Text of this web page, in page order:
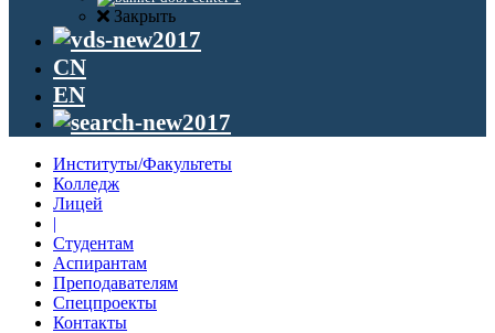
Закрыть
CN
EN
Институты/Факультеты
Колледж
Лицей
|
Студентам
Аспирантам
Преподавателям
Спецпроекты
Контакты